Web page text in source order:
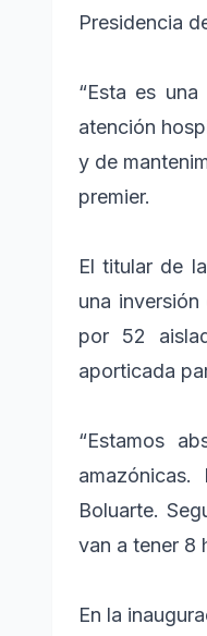
Presidencia
“Esta es
atención
y de
premier.
El titular de
una
por 52
aporticada
“Estamos
Boluarte.
van a tener 8
En la